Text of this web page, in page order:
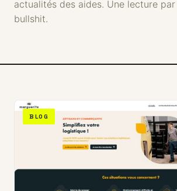
actualités des aides. Une lecture par
bullshit.
BLOG